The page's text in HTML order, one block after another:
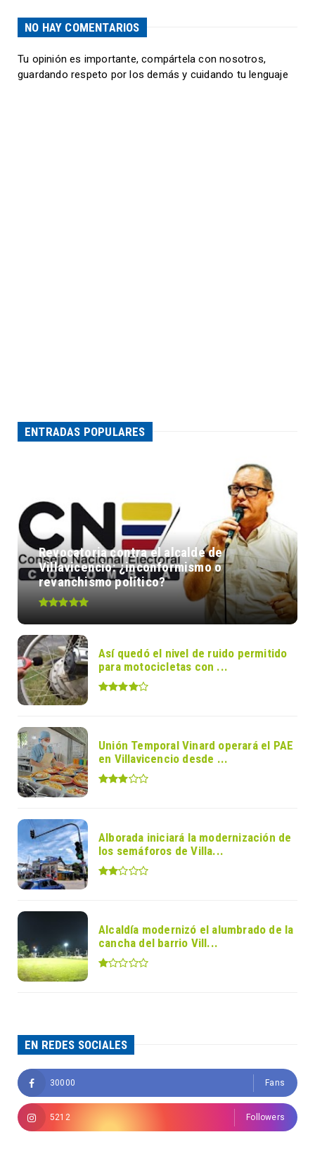
NO HAY COMENTARIOS
Tu opinión es importante, compártela con nosotros,
guardando respeto por los demás y cuidando tu lenguaje
ENTRADAS POPULARES
Revocatoria contra el alcalde de
Villavicencio: ¿inconformismo o
revanchismo político?
Así quedó el nivel de ruido permitido
para motocicletas con ...
Unión Temporal Vinard operará el PAE
en Villavicencio desde ...
Alborada iniciará la modernización de
los semáforos de Villa...
Alcaldía modernizó el alumbrado de la
cancha del barrio Vill...
EN REDES SOCIALES
30000 Fans
5212 Followers